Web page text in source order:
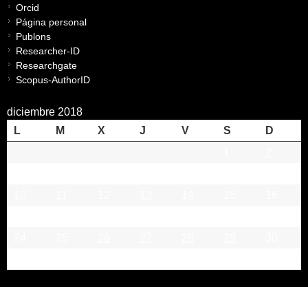
Orcid
Página personal
Publons
Researcher-ID
Researchgate
Scopus-AuthorID
diciembre 2018
L
M X J V S
D